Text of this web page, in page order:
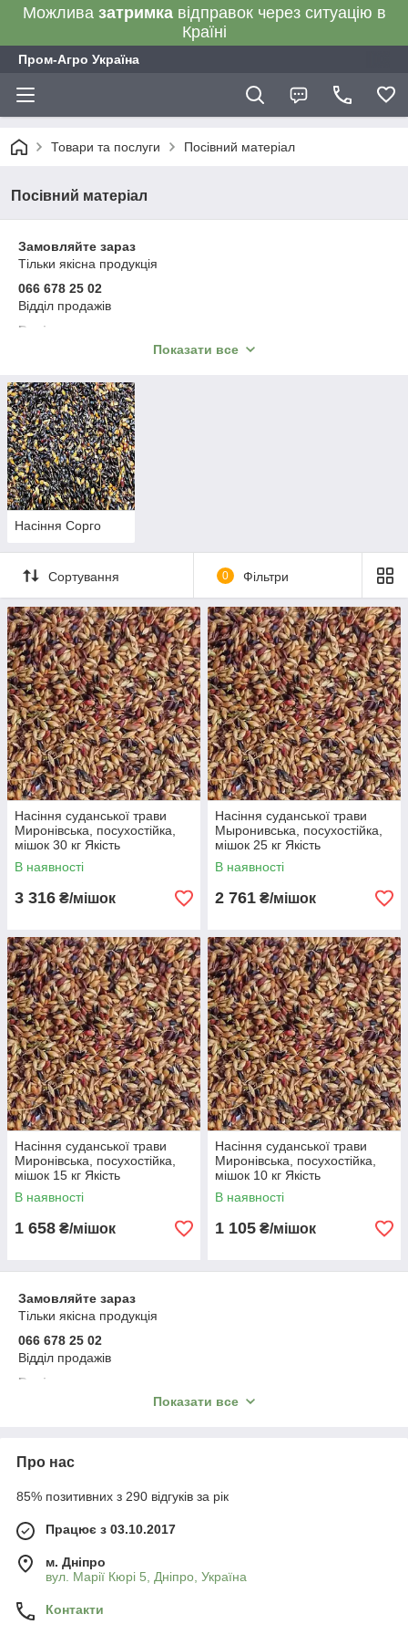
Можлива затримкавідправок через ситуацію в
Країні
Пром-Агро Україна
Товари та послуги Посівний матеріал
Посівний матеріал
Замовляйте зараз
Тільки якісна продукція
066 678 25 02
Відділ продажів
Варіанти оплати:
післяплата, онлайн-оплата, на рахунок ФОП без ПДВ
або будь-яким іншим зручним для вас способом
Відправка впродовж 1–3 робочих днів
Телефонуйте прямо зараз
Показати все
Насіння Сорго
Сортування 0 Фільтри
Насіння суданської трави
Миронівська, посухостійка,
мішок 30 кг Якість
В наявності
3 316 ₴/мішок
Насіння суданської трави
Мыронивська, посухостійка,
мішок 25 кг Якість
В наявності
2 761 ₴/мішок
Насіння суданської трави
Миронівська, посухостійка,
мішок 15 кг Якість
В наявності
1 658 ₴/мішок
Насіння суданської трави
Миронівська, посухостійка,
мішок 10 кг Якість
В наявності
1 105 ₴/мішок
Замовляйте зараз
Тільки якісна продукція
066 678 25 02
Відділ продажів
Варіанти оплати:
післяплата, онлайн-оплата, на рахунок ФОП без ПДВ
Відправка впродовж 1–3 робочих днів
Показати все
Про нас
85% позитивних з 290 відгуків за рік
Працює з 03.10.2017
м. Дніпро
вул. Марії Кюрі 5, Дніпро, Україна
Контакти